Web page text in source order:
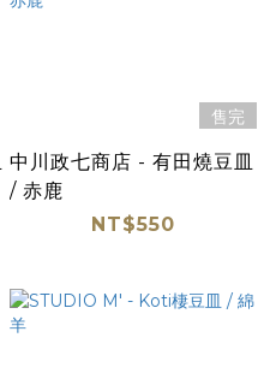
售完
中川政七商店 - 有田燒豆皿
/ 赤鹿
NT$550